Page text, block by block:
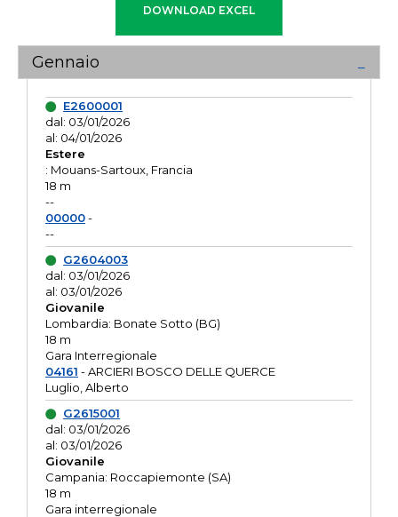
Gennaio
E2600001
dal: 03/01/2026
al: 04/01/2026
Estere
: Mouans-Sartoux, Francia
18 m
--
00000-
--
G2604003
dal: 03/01/2026
al: 03/01/2026
Giovanile
Lombardia: Bonate Sotto (BG)
18 m
Gara Interregionale
04161 - ARCIERI BOSCO DELLE QUERCE
Luglio, Alberto
G2615001
dal: 03/01/2026
al: 03/01/2026
Giovanile
Campania: Roccapiemonte (SA)
18 m
Gara interregionale